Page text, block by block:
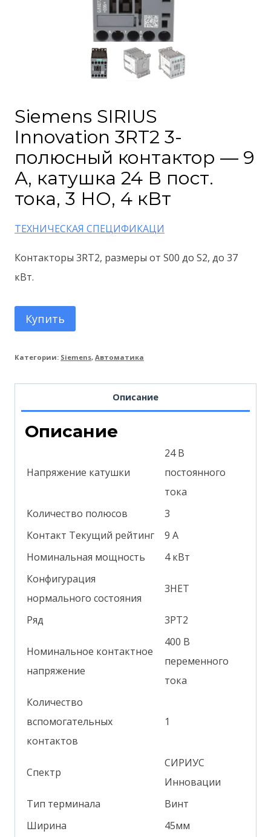
Siemens SIRIUS
Innovation 3RT2 3-
полюсный контактор — 9
А, катушка 24 В пост.
тока, 3 НО, 4 кВт
ТЕХНИЧЕСКАЯ СПЕЦИФИКАЦИ
Контакторы 3RT2, размеры от S00 до S2, до 37
кВт.
Купить
Категории: Siemens, Автоматика
Описание
Описание
Напряжение катушки
24 В
постоянного
тока
Количество полюсов
3
Контакт Текущий рейтинг
9 А
Номинальная мощность
4 кВт
Конфигурация
нормального состояния
3НЕТ
Ряд 3РТ2
Номинальное контактное
напряжение
400 В
переменного
тока
Количество
вспомогательных
контактов
1
Спектр
СИРИУС
Инновации
Тип терминала
Винт
Ширина
45мм